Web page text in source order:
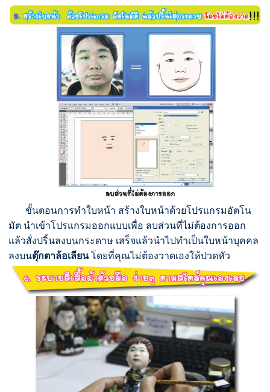
ขั้นตอนการทำใบหน้า สร้างใบหน้าด้วยโปรแกรมอัตโน
มัต นำเข้าโปรแกรมออกแบบเพื่อ ลบส่วนที่ไม่ต้องการออก
แล้วสั่งปริ้นลงบนกระดาษ เสร็จแล้วนำไปทำเป็นใบหน้าบุคคล
ลงบนตุ๊กตาล้อเลียนโดยที่คุณไม่ต้องวาดเองให้ปวดหัว